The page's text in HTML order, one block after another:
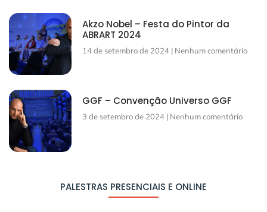
Akzo Nobel – Festa do Pintor da
ABRART 2024
14 de setembro de 2024 Nenhum comentário
GGF – Convenção Universo GGF
3 de setembro de 2024 Nenhum comentário
PALESTRAS PRESENCIAIS E ONLINE